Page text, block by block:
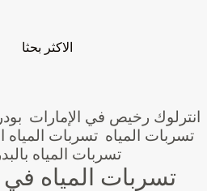
الاكثر بحثا
انترلوك رخيص في الإمارات
تسربات المياه تسربات
تسربات المياه
تسربات المياه في